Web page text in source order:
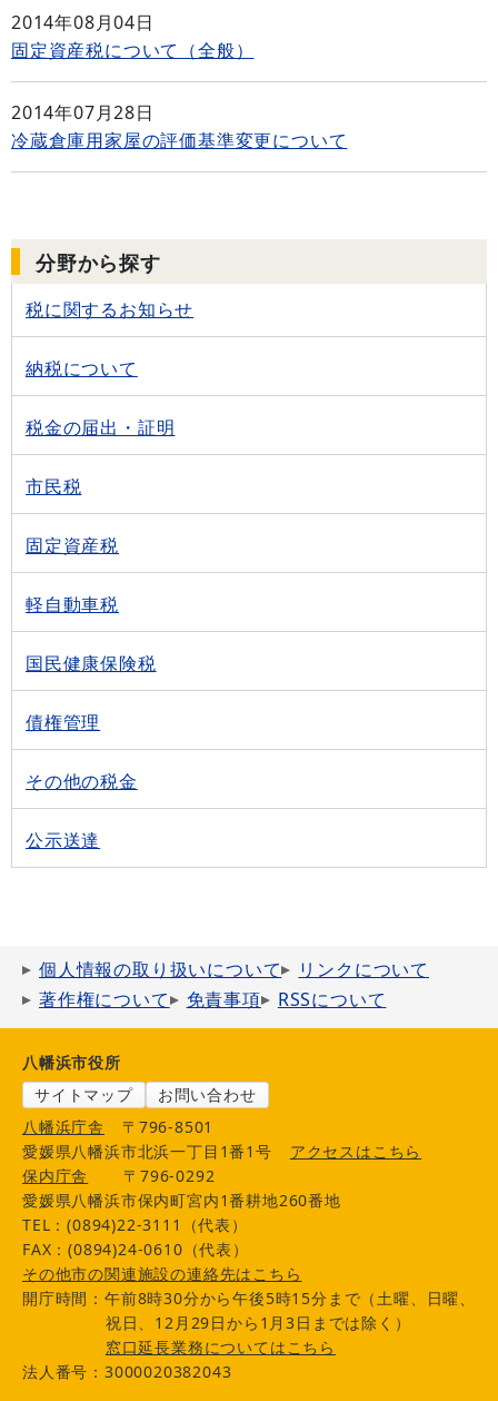
2014年08月04日
固定資産税について（全般）
2014年07月28日
冷蔵倉庫用家屋の評価基準変更について
分野から探す
税に関するお知らせ
納税について
税金の届出・証明
市民税
固定資産税
軽自動車税
国民健康保険税
債権管理
その他の税金
公示送達
個人情報の取り扱いについて
リンクについて
著作権について
免責事項 RSSについて
八幡浜市役所
サイトマップ
お問い合わせ
八幡浜庁舎
〒796-8501
愛媛県八幡浜市北浜一丁目1番1号
アクセスはこちら
保内庁舎
〒796-0292
愛媛県八幡浜市保内町宮内1番耕地260番地
TEL：(0894)22-3111（代表）
FAX：(0894)24-0610（代表）
その他市の関連施設の連絡先はこちら
開庁時間：午前8時30分から午後5時15分まで（土曜、日曜、
祝日、12月29日から1月3日までは除く）
窓口延長業務についてはこちら
法人番号：3000020382043